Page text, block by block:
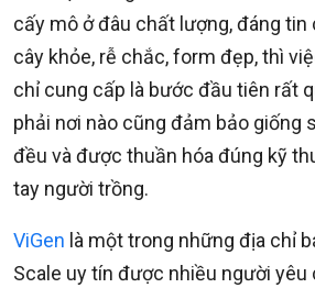
cấy mô ở đâu chất lượng, đáng tin
cây khỏe, rễ chắc, form đẹp, thì
chỉ cung cấp là bước đầu tiên rất
phải nơi nào cũng đảm bảo giống
đều và được thuần hóa đúng kỹ
tay người trồng.
ViGen là một trong những địa chỉ
Scale uy tín được nhiều người yêu